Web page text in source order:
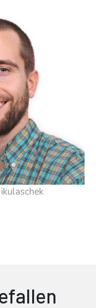
Dominik Mikulaschek